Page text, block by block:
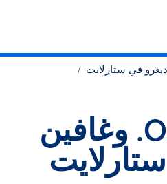
سيتي
فرقة O.A.R. وغافين